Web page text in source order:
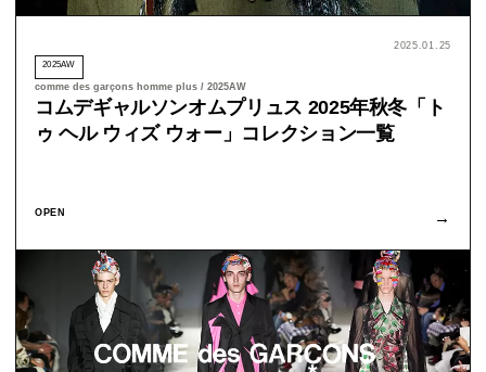
2025.01.25
2025AW
comme des garçons homme plus / 2025AW
コムデギャルソンオムプリュス 2025年秋冬「ト
ゥ ヘル ウィズ ウォー」コレクション一覧
OPEN →